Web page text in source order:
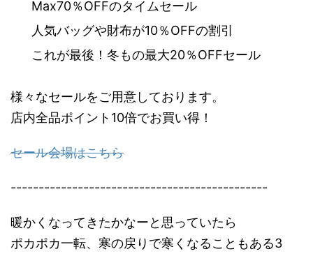
Max70％OFFのタイムセール
人気バッグや財布が10％OFFの割引
これが最後！冬もの最大20％OFFセール
様々なセールをご用意しております。
店内全品ポイント10倍でお買い得！
セール会場はこちら
----------------------------------------------
暖かくなってきたかなーと思っていたら
ポカポカ一転、寒の戻りで寒くなることもある3